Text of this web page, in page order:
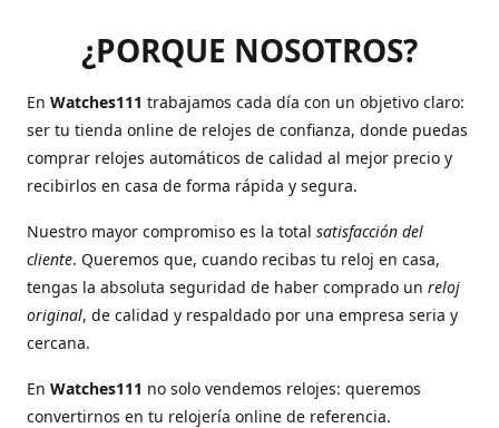
¿PORQUE NOSOTROS?
En Watches111 trabajamos cada día con un objetivo claro:
ser tu tienda online de relojes de confianza, donde puedas
comprar relojes automáticos de calidad al mejor precio y
recibirlos en casa de forma rápida y segura.
Nuestro mayor compromiso es la total satisfacción del
cliente. Queremos que, cuando recibas tu reloj en casa,
tengas la absoluta seguridad de haber comprado un reloj
original, de calidad y respaldado por una empresa seria y
cercana.
En Watches111 no solo vendemos relojes: queremos
convertirnos en tu relojería online de referencia.